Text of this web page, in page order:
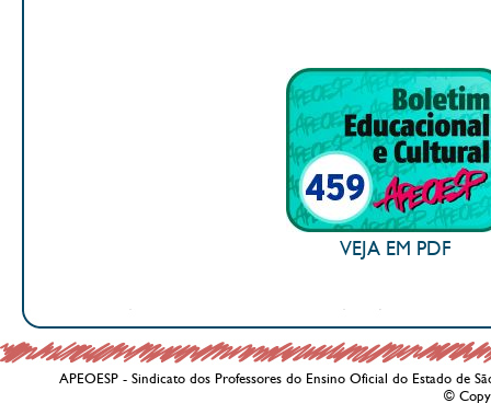
VEJA EM PDF
APEOESP - Sindicato dos Professores do Ensino Oficial do Estado de
©